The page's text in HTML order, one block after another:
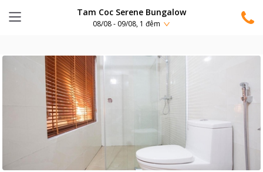
Tam Coc Serene Bungalow
08/08 - 09/08, 1 đêm